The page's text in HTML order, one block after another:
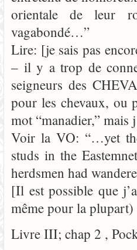
orientale de leur
vagabondé…”
Lire: [je sais pas
– il y a trop de
seigneurs des
pour les chevaux, ou
mot “manadier,” mais
Voir la VO: “…yet
studs in the
herdsmen had
[Il est possible que
même pour la
Livre III; chap 2 ,